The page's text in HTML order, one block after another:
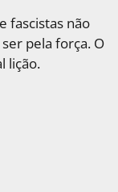
fascistas não
pela força. O
lição.